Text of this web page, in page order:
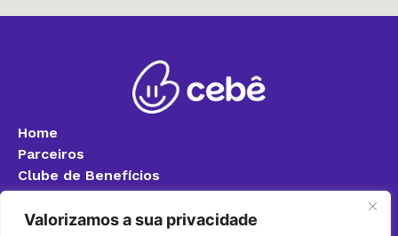
Valorizamos a sua privacidade
Home
Parceiros
Clube de Benefícios
Blog
Quero ser parceiro